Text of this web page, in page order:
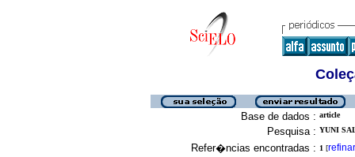
Base de dados : article
Pesquisa : YUNI
Refer�ncias encontradas : 1 [refinar